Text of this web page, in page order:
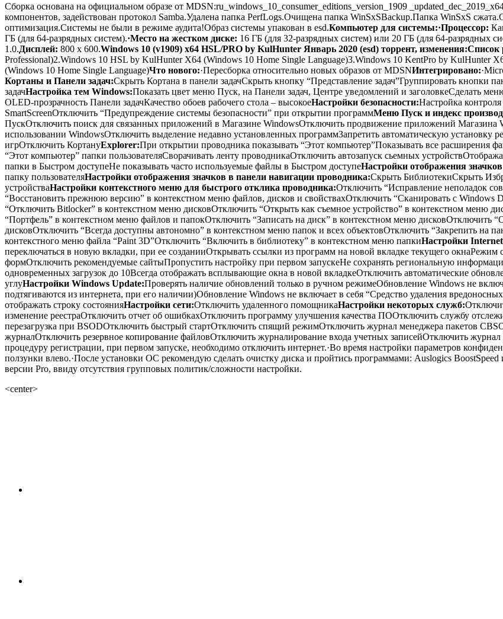
Сборка основана на официальном образе от MDSN:ru_windows_10_consumer_editions_version_1909
компонентов, задействован протокол Samba.Удалена папка PerfLogs.Очищена папка WinSxSBackup.Папка WinSxS
оптимизация.Системы не были в режиме аудита!Образ системы упакован в esd.Компьютер для системы:·Процессор:
ГБ (для 64-разрядных систем).·Место на жестком диске: 16 ГБ (для 32-разрядных систем) или 20 ГБ (для 64-разрядных
1.0.Дисплей: 800 x 600.Windows 10 (v1909) x64 HSL/PRO by KulHunter Январь 2020 (esd) торрент, изменения:Список
Professional)2.Windows 10 HSL by KulHunter X64 (Windows 10 Home Single Language)3.Windows 10 KentPro by KulHunter
(Windows 10 Home Single Language)Что нового:·Пересборка относительно новых образов от MDSNИнтегрировано:
Кортаны и Панели задач:Скрыть Кортана в панели задачСкрыть кнопку “Представление задач”Группировать кнопки
задачНастройка тем Windows:Показать цвет меню Пуск, на Панели задач, Центре уведомлений и заголовкеСделать
OLED-прозрачность Панели задачКачество обоев рабочего стола – высокоеНастройки безопасности:Настройка
SmartScreenОтключить “Предупреждение системы безопасности” при открытии программМеню Пуск и индекс
ПускОтключить поиск для связанных приложений в Магазине WindowsОтключить продвижение приложений Магазина
использовании WindowsОтключить выделение недавно установленных программЗапретить автоматическую
игрОтключить КортануExplorer:При открытии проводника показывать “Этот компьютер”Показывать все расширения
“Этот компьютер” папки пользователяСворачивать ленту проводникаОтключить автозапуск сьемных
папки в Быстром доступеНе показывать часто используемые файлы в Быстром доступеНастройки отображения значков
папку пользователяНастройки отображения значков в панели навигации проводника:Скрыть БиблиотекиСкрыть
устройстваНастройки контекстного меню для быстрого отклика проводника:Отключить “Исправление неполадок
“Восстановить прежнюю версию” в контекстном меню файлов, дисков и свойствахОтключить “Сканировать с Windows
“Отключить Bitlocker” в контекстном меню дисковОтключить “Открыть как съемное устройство” в контекстном меню
“Портфель” в контекстном меню файлов и папокОтключить “Записать на диск” в контекстном меню дисковОтключить
дисковОтключить “Всегда доступны автономно” в контекстном меню папок и всех объектовОтключить “Закрепить на
контекстного меню файла “Paint 3D”Отключить “Включить в библиотеку” в контекстном меню папкиНастройки
переключаться в новую вкладки, при ее созданииОткрывать ссылки из программ на новой вкладке текущего
формОтключить рекомендуемые сайтыПропустить настройку при первом запускеНе сохранять региональную
одновременных загрузок до 10Всегда отображать всплывающие окна в новой вкладкеОтключить автоматические
углуНастройки Windows Update:Проверять наличие обновлений только в ручном режимеОбновление Windows не
подтягиваются из интернета, при его наличии)Обновление Windows не включает в себя “Средство удаления
отображать строку состоянияНастройки сети:Отключить удаленного помощникаНастройки некоторых служб:
изменение реестраОтключить отчет об ошибкахОтключить программу улучшения качества ПООтключить службу
перезагрузка при BSODОтключить быстрый стартОтключить спящий режимОтключить журнал менеджера пакетов
журналОтключить резервное копирование файловОтключить журналирование входа учетных записейОтключить
процедуру регистрации, при первом запуске, необходимо отключить интернет.·Во время настройки параметров
ползунки влево.·После установки ОС рекомендую сделать очистку диска и пройтись программами: Auslogics
версии Pro, ввиду отсутствия групповых политик/сложности настройки.
<center>